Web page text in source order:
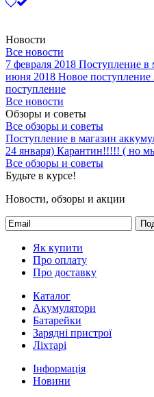
Новости
Все новости
7 февраля 2018 Поступление в
июня 2018 Новое поступление
поступление
Все новости
Обзоры и советы
Все обзоры и советы
Поступление в магазин
24 января) Карантин!!!!! ( но
Все обзоры и советы
Будьте в курсе!
Новости, обзоры и акции
Як купити
Про оплату
Про доставку
Каталог
Акумулятори
Батарейки
Зарядні пристрої
Ліхтарі
Інформація
Новини